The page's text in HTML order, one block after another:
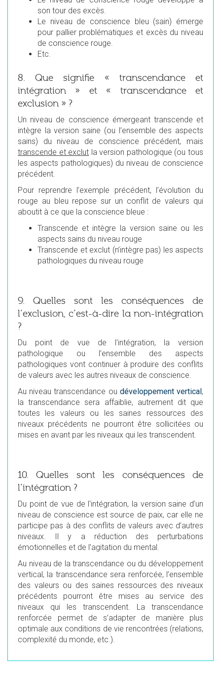
son tour des excès.
Le niveau de conscience bleu (sain) émerge
pour pallier problématiques et excès du niveau
de conscience rouge.
Etc.
8. Que signifie « transcendance et
intégration » et « transcendance et
exclusion » ?
Un niveau de conscience émergeant transcende et
intègre la version saine (ou l’ensemble des aspects
sains) du niveau de conscience précédent, mais
transcende et exclut la version pathologique (ou tous
les aspects pathologiques) du niveau de conscience
précédent.
Pour reprendre l’exemple précédent, l’évolution du
rouge au bleu repose sur un conflit de valeurs qui
aboutit à ce que la conscience bleue :
Transcende et intègre la version saine ou les
aspects sains du niveau rouge
Transcende et exclut (n’intègre pas) les aspects
pathologiques du niveau rouge
9. Quelles sont les conséquences de
l’exclusion, c’est-à-dire la non-intégration
?
Du point de vue de l'intégration, la version
pathologique ou l’ensemble des aspects
pathologiques vont continuer à produire des conflits
de valeurs avec les autres niveaux de conscience.
Au niveau transcendance ou développement vertical,
la transcendance sera affaiblie, autrement dit que
toutes les valeurs ou les saines ressources des
niveaux précédents ne pourront être sollicitées ou
mises en avant par les niveaux qui les transcendent.
10. Quelles sont les conséquences de
l’intégration ?
Du point de vue de l'intégration, la version saine d’un
niveau de conscience est source de paix, car elle ne
participe pas à des conflits de valeurs avec d’autres
niveaux. Il y a réduction des perturbations
émotionnelles et de l’agitation du mental.
Au niveau de la transcendance ou du développement
vertical, la transcendance sera renforcée, l’ensemble
des valeurs ou des saines ressources des niveaux
précédents pourront être mises au service des
niveaux qui les transcendent. La transcendance
renforcée permet de s’adapter de manière plus
optimale aux conditions de vie rencontrées (relations,
complexité du monde, etc.).